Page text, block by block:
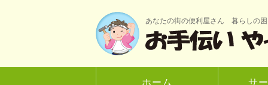
あなたの街の便利屋さん 暮らしの
ホーム サ